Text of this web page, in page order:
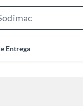
Entrega